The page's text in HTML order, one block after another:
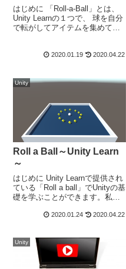
はじめに 「Roll-a-Ball」とは、
Unity Learnの１つで、 球を自分
で転がしてアイテムを集めて得
についてです。Unity Learnで
2020.01.19 2020.04.22
Unity
Roll a Ball～Unity Learn
～
はじめに Unity Learnで提供され
ている「Roll a ball」でUnityの基
礎を学ぶことができます。私
かったため、この基礎を学ぶこ
2020.01.24 2020.04.22
Unity